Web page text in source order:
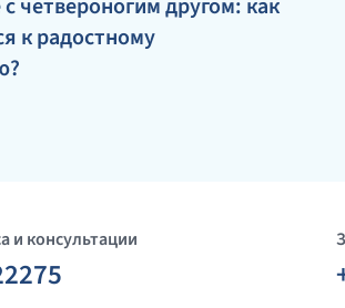
четвероногим другом: как
к радостному
и консультации